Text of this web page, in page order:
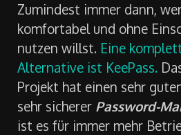
Allerdings sind diese
Zumindest immer dann,
komfortabel und ohne
nutzen willst.Eine
Alternative ist KeePass.
Projekt hat einen sehr
sehr sichererPassword-